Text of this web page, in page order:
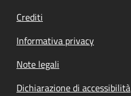
Crediti
Informativa privacy
Note legali
Dichiarazione di accessibilità